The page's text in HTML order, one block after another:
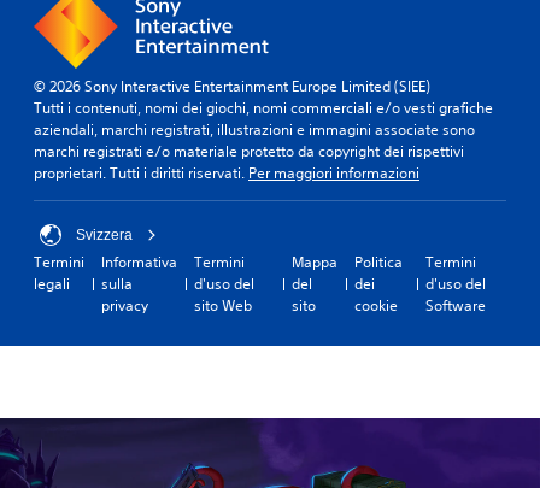
© 2026 Sony Interactive Entertainment Europe Limited (SIEE)
Tutti i contenuti, nomi dei giochi, nomi commerciali e/o vesti grafiche
aziendali, marchi registrati, illustrazioni e immagini associate sono
marchi registrati e/o materiale protetto da copyright dei rispettivi
proprietari. Tutti i diritti riservati. Per maggiori informazioni
Svizzera
Termini
legali
Informativa
sulla
privacy
Termini
d'uso del
sito Web
Mappa
del
sito
Politica
dei
cookie
Termini
d'uso del
Software